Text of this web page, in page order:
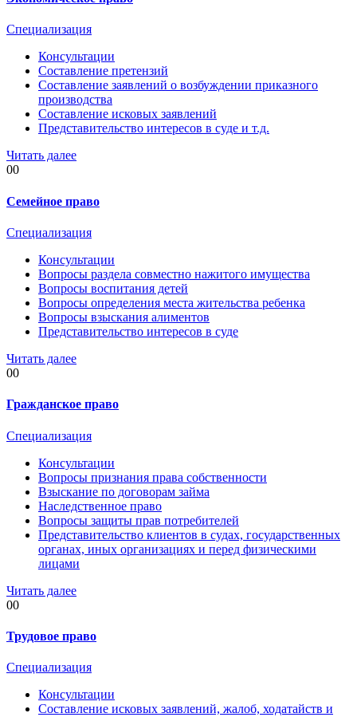
Специализация
Консультации
Составление претензий
Составление заявлений о возбуждении приказного
производства
Составление исковых заявлений
Представительство интересов в суде и т.д.
Читать далее
00
Семейное право
Специализация
Консультации
Вопросы раздела совместно нажитого имущества
Вопросы воспитания детей
Вопросы определения места жительства ребенка
Вопросы взыскания алиментов
Представительство интересов в суде
Читать далее
00
Гражданское право
Специализация
Консультации
Вопросы признания права собственности
Взыскание по договорам займа
Наследственное право
Вопросы защиты прав потребителей
Представительство клиентов в судах, государственных
органах, иных организациях и перед физическими
лицами
Читать далее
00
Трудовое право
Специализация
Консультации
Составление исковых заявлений, жалоб, ходатайств и